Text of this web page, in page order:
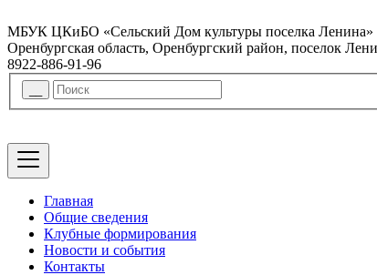
МБУК ЦКиБО «Сельский Дом культуры поселка Ленина»
Оренбургская область, Оренбургский район, поселок
8922-886-91-96
Главная
Общие сведения
Клубные формирования
Новости и события
Контакты